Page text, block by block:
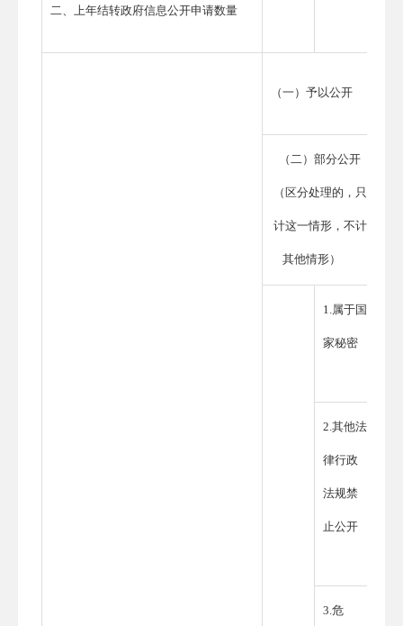
二、上年结转政府信息公开申请数量
（一）予以公开
（二）部分公开
（区分处理的，只
计这一情形，不计
其他情形）
1.属于国
家秘密
2.其他法
律行政
法规禁
止公开
3.危